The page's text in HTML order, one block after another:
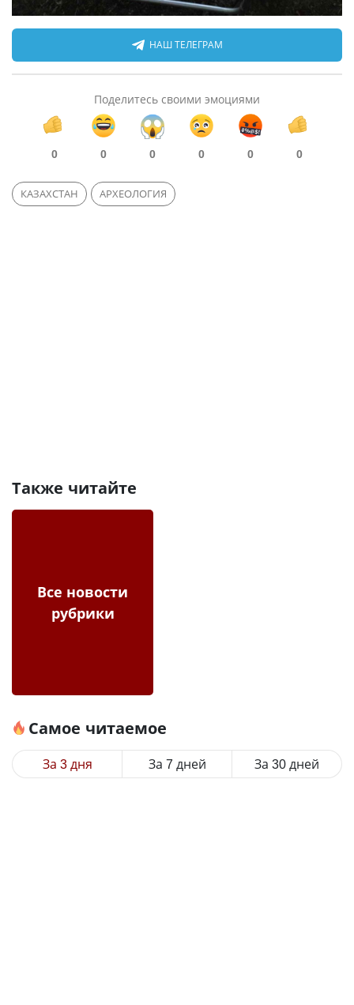
НАШ ТЕЛЕГРАМ
Поделитесь своими эмоциями
0 0 0 0 0 0
КАЗАХСТАН АРХЕОЛОГИЯ
Также читайте
Все новости
рубрики
Самое читаемое
За 3 дня За 7 дней За 30 дней